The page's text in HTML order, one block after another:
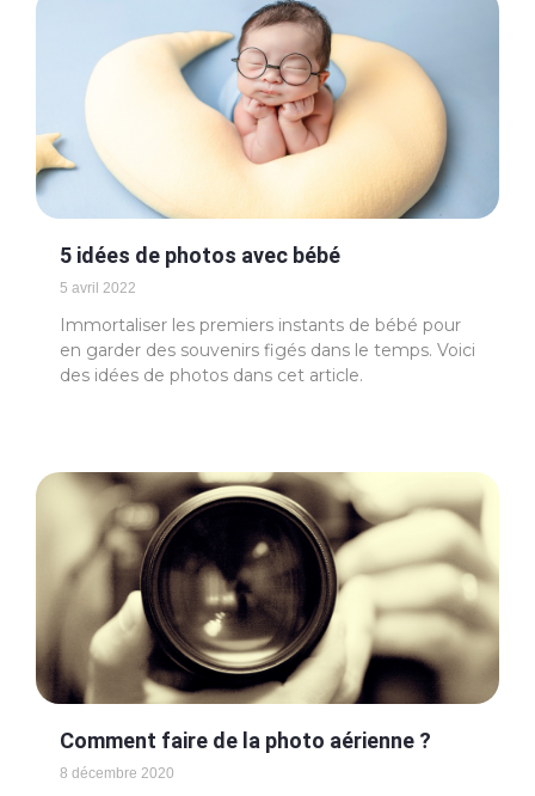
5 idées de photos avec bébé
5 avril 2022
Immortaliser les premiers instants de bébé pour
en garder des souvenirs figés dans le temps. Voici
des idées de photos dans cet article.
Comment faire de la photo aérienne ?
8 décembre 2020